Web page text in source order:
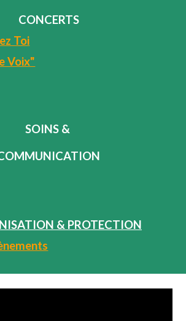
CONCERTS
Toi
Voix"
SOINS &
& PROTECTION